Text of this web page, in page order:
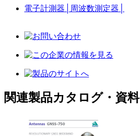
電子計測器 周波数測定器
関連製品カタログ・資料